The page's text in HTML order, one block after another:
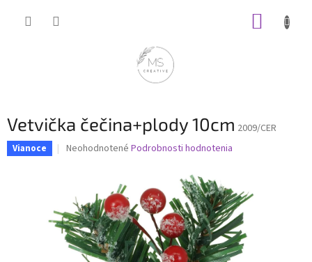
Vetvička čečina+plody 10cm 2009/CER
Vianoce
Priemerné
0,0
z
5
hviezdičiek.
Neohodnotené Podrobnosti hodnotenia